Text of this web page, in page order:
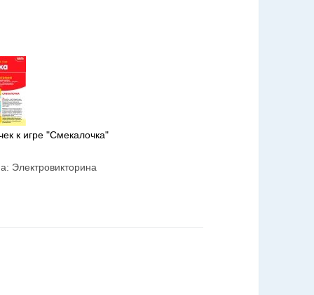
к игре "Смекалочка"
Электровикторина